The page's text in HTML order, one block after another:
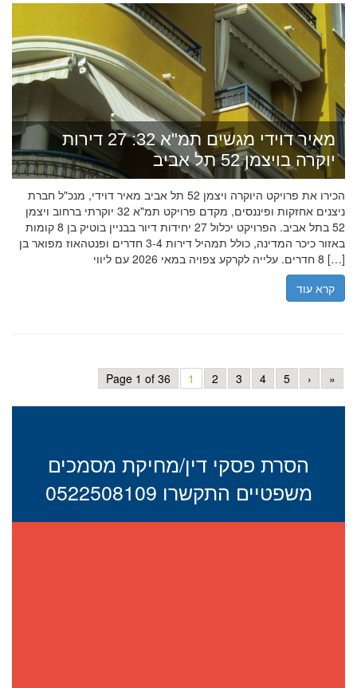
מאיר דוידי מגשים תמ"א 32: 27 דירות
יוקרה בויצמן 52 תל אביב
הכירו את פרויקט היוקרה ויצמן 52 תל אביב מאיר דוידי, מנכ"ל חברת
ניצנים אחזקות ופיננסים, מקדם פרויקט תמ"א 32 יוקרתי ברחוב ויצמן
52 בתל אביב. הפרויקט יכלול 27 יחידות דיור בבניין בוטיק בן 8 קומות
באזור כיכר המדינה, כולל תמהיל דירות 3-4 חדרים ופנטהאוז מפואר בן
8 חדרים. עלייה לקרקע צפויה במאי 2026 עם ליווי […]
קרא עוד
Page 1 of 36 1 2 3 4 5 › »
הסרת פסקי דין/מחיקת מסמכים
משפטיים התקשרו 0522508109